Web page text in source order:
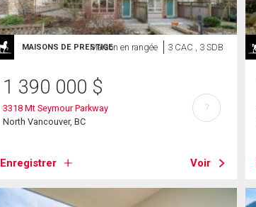
MAISONS DE PRESTIGEMaison en rangée 3 CAC , 3 SDB
1 390 000 $
3318 Mt Seymour Parkway
North Vancouver, BC
Enregistrer Voir
?